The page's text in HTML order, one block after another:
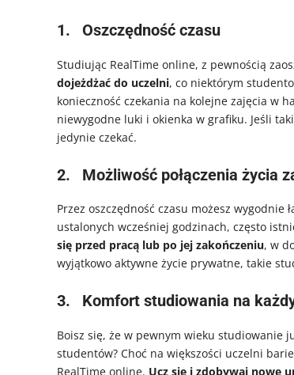
1. Oszczędność czasu
Studiując RealTime online, z pewnością
dojeżdżać do uczelni, co niektórym
konieczność czekania na kolejne zajęcia w
niewygodne luki i okienka w grafiku. Jeśli
jedynie czekać.
2. Możliwość połączenia życia
Przez oszczędność czasu możesz
ustalonych wcześniej godzinach, często
się przed pracą lub po jej zakończeniu, w
wyjątkowo aktywne życie prywatne, takie
3. Komfort studiowania na
Boisz się, że w pewnym wieku studiowanie
studentów? Choć na większości uczelni
RealTime online. Ucz się i zdobywaj nowe